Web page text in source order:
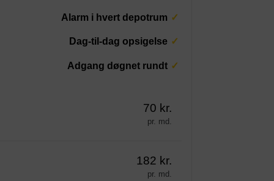
Alarm i hvert depotrum
Dag-til-dag opsigelse
Adgang døgnet rundt
70 kr.
pr. md.
182 kr.
pr. md.